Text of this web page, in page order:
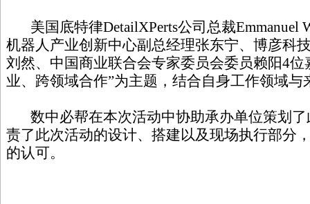
美国底特律DetailXPerts公司总裁Emmanuel
机器人产业创新中心副总经理张东宁、博彦科
刘然、中国商业联合会专家委员会委员赖阳4位
业、跨领域合作”为主题，结合自身工作领域
数中必帮在本次活动中协助承办单位策划了
责了此次活动的设计、搭建以及现场执行部分
的认可。